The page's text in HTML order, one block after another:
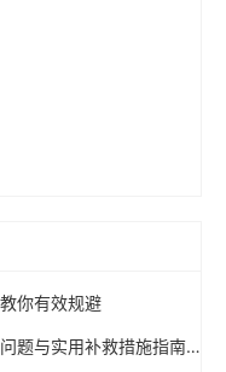
你有效规避
题与实用补救措施指南